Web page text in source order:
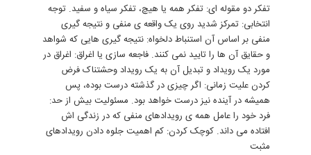
تفکر دو مقوله ای: تفکر همه یا هیچ، تفکر سیاه و سفید. توجه
انتخابی: تمرکز شدید روی یک واقعه ی منفی و نتیجه گیری
منفی بر اساس آن استنباط دلخواه: نتیجه گیری هایی که شواهد
و حقایق آن ها را تایید نمی کنند. فاجعه سازی یا اغراق: اغراق در
مورد یک رویداد و تبدیل آن به یک رویداد وحشتناک فرض
کردن علیت زمانی: اگر چیزی در گذشته درست بوده، پس
همیشه در آینده نیز درست خواهد بود. مسئولیت بیش از حد:
فرد خود را عامل همه ی رویدادهای منفی که در زندگی اش
افتاده می داند. کوچک کردن: کم اهمیت جلوه دادن رویدادهای
مثبت